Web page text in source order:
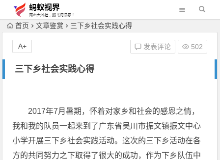
首页 文章鉴赏 三下乡社会实践心得
三下乡社会实践心得
发表评论 502
A+
2017年7月暑期，怀着对家乡和社会的感恩之情，
我和我的队员一起来到了广东省吴川市振文镇振文中心
小学开展三下乡社会实践活动。这次的三下乡活动在各
方的共同努力之下取得了很大的成功，作为下乡队伍中